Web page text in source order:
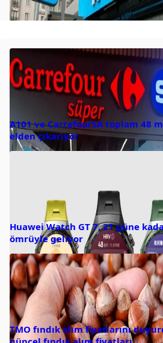
A101 ve CarrefourSA toplam 48
elden çıkarıyor
Huawei Watch GT 7, 21 güne
ömrüyle geliyor
TMO fındık alım fiyatlarını